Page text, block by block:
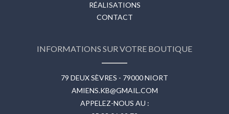
RÉALISATIONS
CONTACT
INFORMATIONS SUR VOTRE BOUTIQUE
79 DEUX SÈVRES - 79000 NIORT
AMIENS.KB@GMAIL.COM
APPELEZ-NOUS AU :